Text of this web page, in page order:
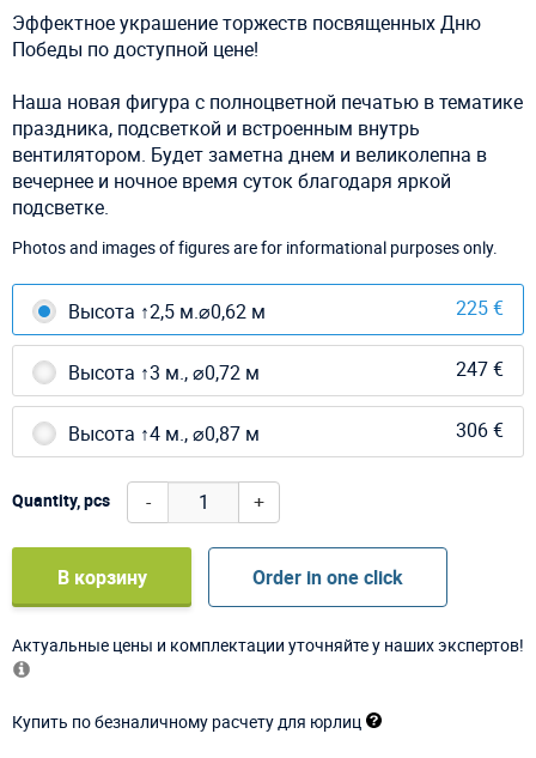
Эффектное украшение торжеств посвященных Дню
Победы по доступной цене!
Наша новая фигура с полноцветной печатью в тематике
праздника, подсветкой и встроенным внутрь
вентилятором. Будет заметна днем и великолепна в
вечернее и ночное время суток благодаря яркой
подсветке.
Photos and images of figures are for informational purposes only.
Высота ↑2,5 м.⌀0,62 м 225 €
Высота ↑3 м., ⌀0,72 м 247 €
Высота ↑4 м., ⌀0,87 м 306 €
Quantity, pcs - +
В корзину Order in one click
Актуальные цены и комплектации уточняйте у наших экспертов!
Купить по безналичному расчету для юрлиц